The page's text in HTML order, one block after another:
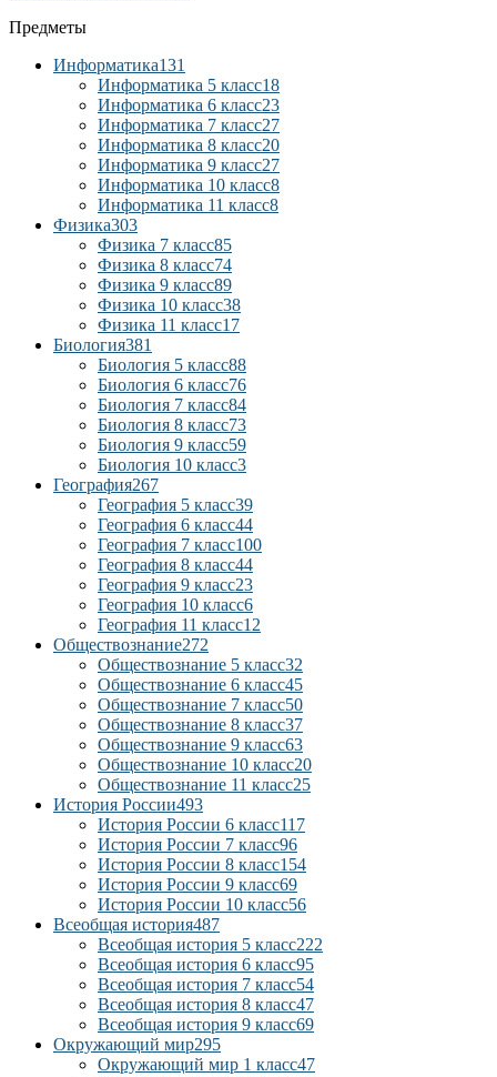
Предметы
Информатика131
Информатика 5 класс18
Информатика 6 класс23
Информатика 7 класс27
Информатика 8 класс20
Информатика 9 класс27
Информатика 10 класс8
Информатика 11 класс8
Физика303
Физика 7 класс85
Физика 8 класс74
Физика 9 класс89
Физика 10 класс38
Физика 11 класс17
Биология381
Биология 5 класс88
Биология 6 класс76
Биология 7 класс84
Биология 8 класс73
Биология 9 класс59
Биология 10 класс3
География267
География 5 класс39
География 6 класс44
География 7 класс100
География 8 класс44
География 9 класс23
География 10 класс6
География 11 класс12
Обществознание272
Обществознание 5 класс32
Обществознание 6 класс45
Обществознание 7 класс50
Обществознание 8 класс37
Обществознание 9 класс63
Обществознание 10 класс20
Обществознание 11 класс25
История России493
История России 6 класс117
История России 7 класс96
История России 8 класс154
История России 9 класс69
История России 10 класс56
Всеобщая история487
Всеобщая история 5 класс222
Всеобщая история 6 класс95
Всеобщая история 7 класс54
Всеобщая история 8 класс47
Всеобщая история 9 класс69
Окружающий мир295
Окружающий мир 1 класс47